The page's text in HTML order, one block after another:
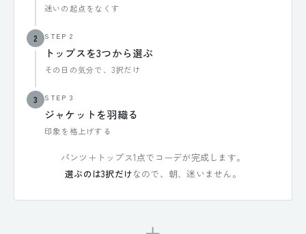
迷いの起点をなくす
2 STEP 2
トップスを3つから選ぶ
その日の気分で、3択だけ
3 STEP 3
ジャケットを羽織る
印象を格上げする
パンツ＋トップス1点でコーデが完成します。
選ぶのは3択だけなので、朝、迷いません。